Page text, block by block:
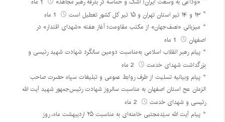
۱۳ و ۱۴ تیر استان تهران و ۱۵ تیر کل کشور تعطیل است
میزبانی «نصف‌جهان» از مکتب مقاومت؛ آغاز هفته «شهدای اقتدار» در
اصفهان
پیام رهبر انقلاب اسلامی به‌مناسبت دومین سالگرد شهادت شهید رئیسی و
بزرگداشت شهدای خدمت
پیام وبیانیه تسلیت از طرف روابط عمومی و تبلیغات سپاه حضرت صاحب
الزمان عج استان اصفهان به مناسبت سالروز شهادت رئیس‌جمهور شهید آیت الله
رئیسی و شهدای خدمت
پیام آیت الله سیّدمجتبی خامنه‌ای به مناسبت ۲۵ اردیبهشت ماه، روز